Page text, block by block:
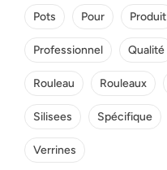
Pots Pour Produit
Professionnel Qualité
Rouleau Rouleaux
Silisees Spécifique
Verrines